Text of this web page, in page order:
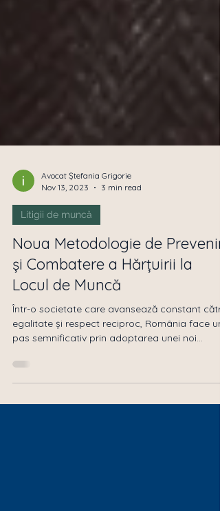
Nov 13, 2023
Litigii de muncă
Noua Metodologie de
și Combatere a Hărțuirii la
Locul de Muncă
Într-o societate care avansează constant către
egalitate și respect reciproc, România face un
pas semnificativ prin adoptarea unei noi...